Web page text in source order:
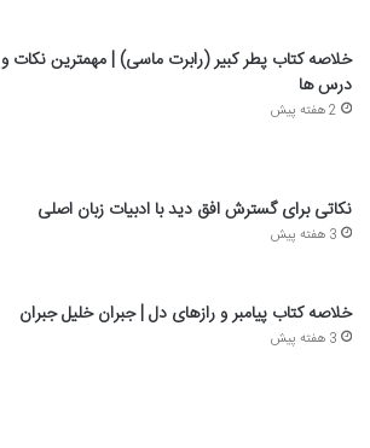
خلاصه کتاب پطر کبیر (رابرت ماسی) | مهمترین نکات و
درس ها
2 هفته پیش
نکاتی برای گسترش افق دید با ادبیات زبان اصلی
3 هفته پیش
خلاصه کتاب پیامبر و رازهای دل | جبران خلیل جبران
3 هفته پیش